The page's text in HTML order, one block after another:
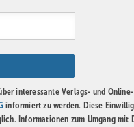
Personell
im Fokus.
Diese Tradition ist für uns
weiterhin für Qualität,
Partnerschaften und
interessante Verlags- und Online-
informiert zu werden. Diese
Informationen zum Umgang mit